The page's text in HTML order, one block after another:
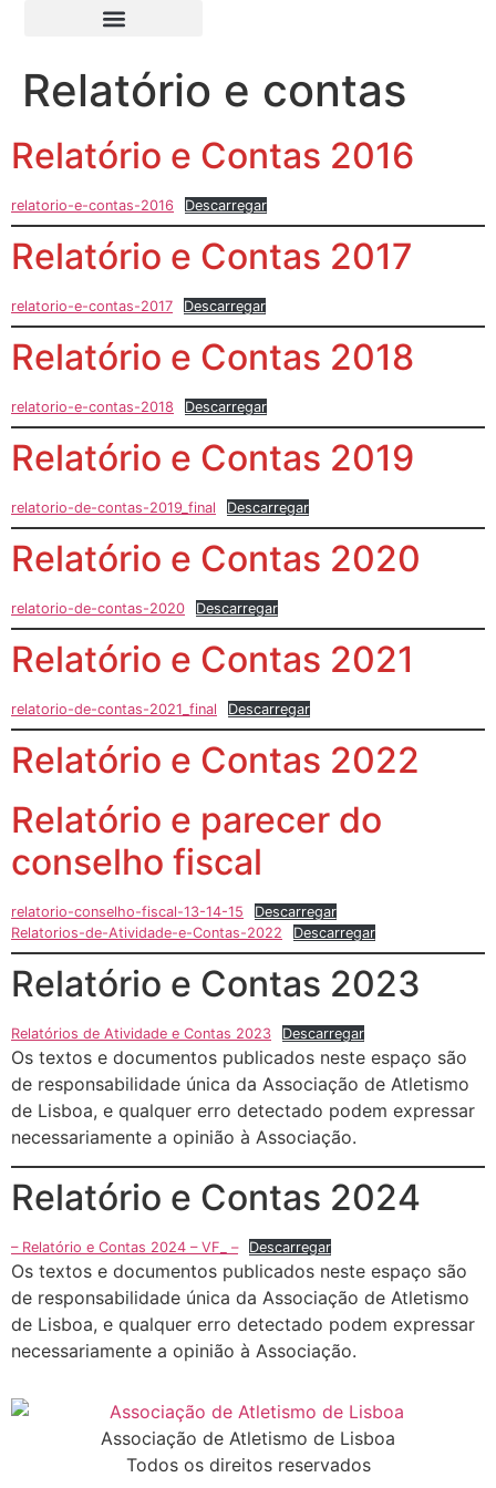
Relatório e contas
Relatório e Contas 2016
relatorio-e-contas-2016 Descarregar
Relatório e Contas 2017
relatorio-e-contas-2017 Descarregar
Relatório e Contas 2018
relatorio-e-contas-2018 Descarregar
Relatório e Contas 2019
relatorio-de-contas-2019_final Descarregar
Relatório e Contas 2020
relatorio-de-contas-2020 Descarregar
Relatório e Contas 2021
relatorio-de-contas-2021_final Descarregar
Relatório e Contas 2022
Relatório e parecer do
conselho fiscal
relatorio-conselho-fiscal-13-14-15
Descarregar
Relatorios-de-Atividade-e-Contas-2022
Descarregar
Relatório e Contas 2023
Relatórios de Atividade e Contas 2023 Descarregar
Os textos e documentos publicados neste espaço são
de responsabilidade única da Associação de Atletismo
de Lisboa, e qualquer erro detectado podem expressar
necessariamente a opinião à Associação.
Relatório e Contas 2024
– Relatório e Contas 2024 – VF_ – Descarregar
Os textos e documentos publicados neste espaço são
de responsabilidade única da Associação de Atletismo
de Lisboa, e qualquer erro detectado podem expressar
necessariamente a opinião à Associação.
Associação de Atletismo de Lisboa
Todos os direitos reservados